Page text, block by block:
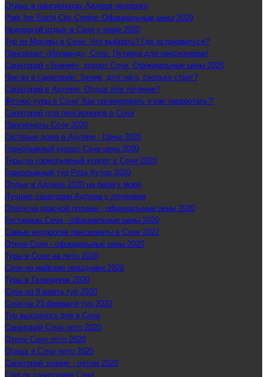
Отдых в пансионатах Адлера недорого
Park Inn Sochi City Centre: Официальные цены 2020
Недорогой отдых в Сочи у моря 2020
Тур из Москвы в Сочи: Что выбрать? Где остановиться?
Пансионат «Изумруд», Сочи: Путевки для пенсионеров!
Санаторий «Знание», курорт Сочи: Официальные цены 2020
Чек-ап в санатории: Зачем, для чего, сколько стоит?
Санаторий в Адлере: Отдых или лечение?
Фитнес-туры в Сочи: Как организовать и как заработать?!
Санаторий для пенсионеров в Сочи
Пансионаты Сочи 2020
Гостевые дома в Адлере - Цены 2020
Горнолыжный курорт Сочи цена 2020
Туры на горнолыжный курорт в Сочи 2020
Горнолыжный тур Роза Хутор 2020
Отдых в Адлере 2020 на берегу моря
Лучшие санатории Адлера с лечением
Отели на красной поляны - официальные цены 2020
Гостиницы Сочи - официальные цены 2020
Самые недорогие пансионаты в Сочи 2022
Отели Сочи - официальные цены 2020
Туры в Сочи на лето 2020
Сочи на майские праздники 2020
Туры в Геленджик 2020
Сочи на 8 марта тур 2020
Сочи на 23 февраля тур 2020
Тур выходного дня в Сочи
Санаторий Сочи лето 2020
Отели Сочи лето 2020
Отдых в Сочи лето 2020
Санаторий знание - летом 2020
Список санаториев Сочи